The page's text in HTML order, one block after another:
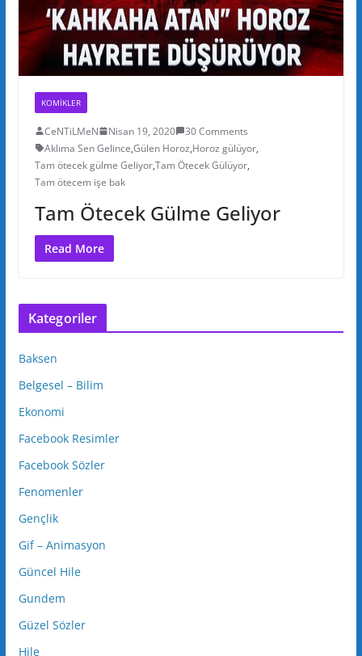
KOMIKLER
CeNTiLMeN Nisan 19, 2020
30 Comments
Aklıma Sen Gelince,Gülen Horoz,Horoz gülüyor,
Tam ötecek gülme Geliyor,Tam Ötecek Gülüyor,
Tam ötecem işe bak
Tam Ötecek Gülme Geliyor
Read More
Kategoriler
Baksen
Belgesel – Bilim
Ekonomi
Facebook Resimler
Facebook Sözler
Fenomenler
Gençlik
Gif – Animasyon
Güncel Hile
Gundem
Güzel Sözler
Hile